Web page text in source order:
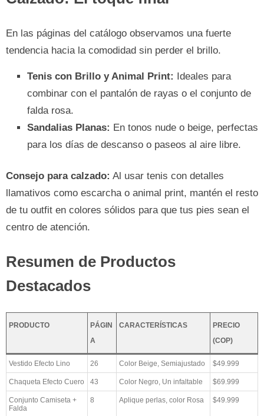
En las páginas del catálogo observamos una fuerte
tendencia hacia la comodidad sin perder el brillo.
Tenis con Brillo y Animal Print: Ideales para
combinar con el pantalón de rayas o el conjunto de
falda rosa.
Sandalias Planas: En tonos nude o beige, perfectas
para los días de descanso o paseos al aire libre.
Consejo para calzado: Al usar tenis con detalles
llamativos como escarcha o animal print, mantén el resto
de tu outfit en colores sólidos para que tus pies sean el
centro de atención.
Resumen de Productos
Destacados
PRODUCTO
PÁGIN
A
CARACTERÍSTICAS
PRECIO
(COP)
Vestido Efecto Lino 26 Color Beige, Semiajustado $49.999
Chaqueta Efecto Cuero 43 Color Negro, Un infaltable $69.999
Conjunto Camiseta +
Falda
8 Aplique perlas, color Rosa $49.999